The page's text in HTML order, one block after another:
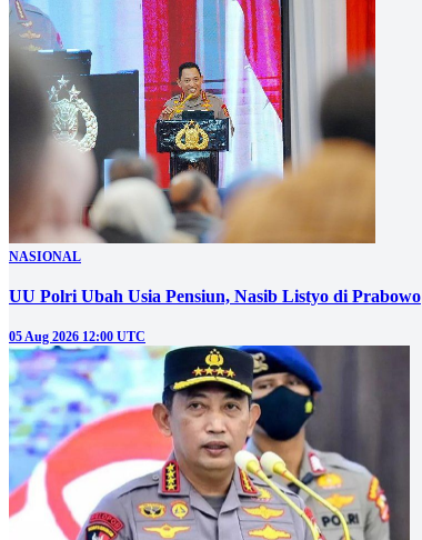
NASIONAL
UU Polri Ubah Usia Pensiun, Nasib Listyo di Prabowo
05 Aug 2026 12:00 UTC